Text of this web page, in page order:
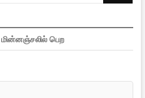
மின்னஞ்சலில் பெற